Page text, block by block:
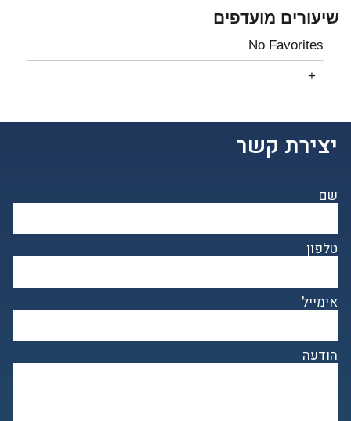
שיעורים מועדפים
No Favorites
יצירת קשר
שם
טלפון
אימייל
הודעה